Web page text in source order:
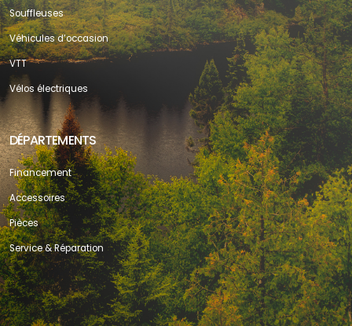
Souffleuses
Véhicules d’occasion
VTT
Vélos électriques
DÉPARTEMENTS
Financement
Accessoires
Pièces
Service & Réparation